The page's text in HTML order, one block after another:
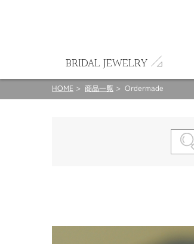
BRIDAL JEWELRY
HOME 商品一覧 Ordermade